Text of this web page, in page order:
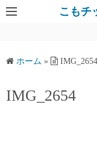
コ
ス
こもチ
ホーム » IMG_2654
IMG_2654